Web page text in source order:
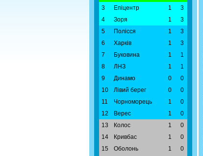
3
Епіцентр 1
3
4
Зоря 1
3
5
Полісся 1
3
6
Харків 1
3
7
Буковина 1
1
8
ЛНЗ 1
1
9
Динамо 0
0
10
Лівий берег 0
0
11
Чорноморець 1
0
12
Верес 1
0
13
Колос 1
0
14
Кривбас 1
0
15
Оболонь 1
0